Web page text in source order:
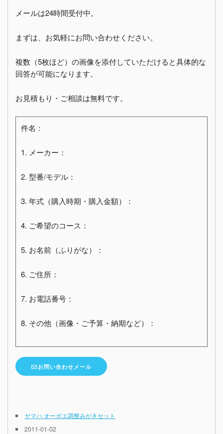
メールは24時間受付中。
まずは、お気軽にお問い合わせください。
複数（5枚ほど）の画像を添付していただけると具体的な
回答が可能になります。
お見積もり・ご相談は無料です。
件名：
1. メーカー：
2. 型番/モデル：
3. 年式（購入時期・購入金額）：
4. ご希望のコース：
5. お名前（ふりがな）：
6. ご住所：
7. お電話番号：
8. その他（画像・ご予算・納期など）：
お問い合わせメール
ヤマハ オーボエ調整みがきセット
2011-01-02